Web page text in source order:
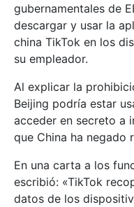
gubernamentales de
descargar y usar la
china TikTok en los
su empleador.
Al explicar la
Beijing podría estar
acceder en secreto a
que China ha negado
En una carta a los
escribió: «TikTok
datos de los